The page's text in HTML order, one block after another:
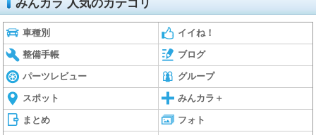
みんカラ 人気のカテゴリ
車種別 イイね！
整備手帳 ブログ
パーツレビュー グループ
スポット みんカラ＋
まとめ フォト